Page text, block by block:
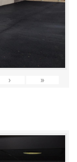
› »